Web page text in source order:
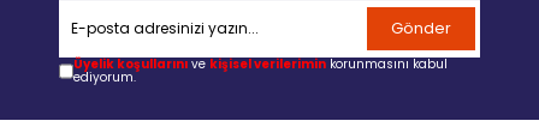
Gönder
Üyelik koşullarını ve kişisel verilerimin korunmasını kabul
ediyorum.